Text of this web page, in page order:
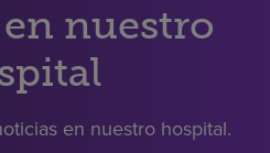
nuestro
en nuestro hospital.